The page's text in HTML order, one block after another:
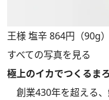
王様 塩辛 864円（90g）
すべての写真を見る
極上のイカでつくるま
創業430年を超える